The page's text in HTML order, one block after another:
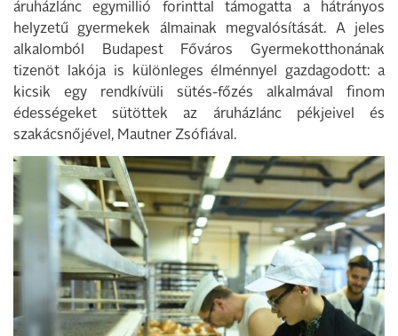
áruházlánc egymillió forinttal támogatta a hátrányos
helyzetű gyermekek álmainak megvalósítását. A jeles
alkalomból Budapest Főváros Gyermekotthonának
tizenöt lakója is különleges élménnyel gazdagodott: a
kicsik egy rendkívüli sütés-főzés alkalmával finom
édességeket sütöttek az áruházlánc pékjeivel és
szakácsnőjével, Mautner Zsófiával.